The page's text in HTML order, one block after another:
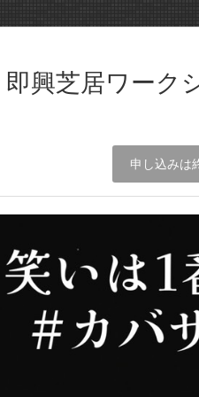
興芝居ワーク
申し込みは